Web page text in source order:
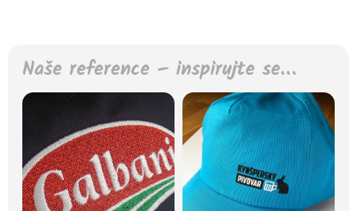
Naše reference – inspirujte se…